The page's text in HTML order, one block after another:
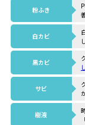
粉ふき
白カビ
黒カビ
サビ
樹液